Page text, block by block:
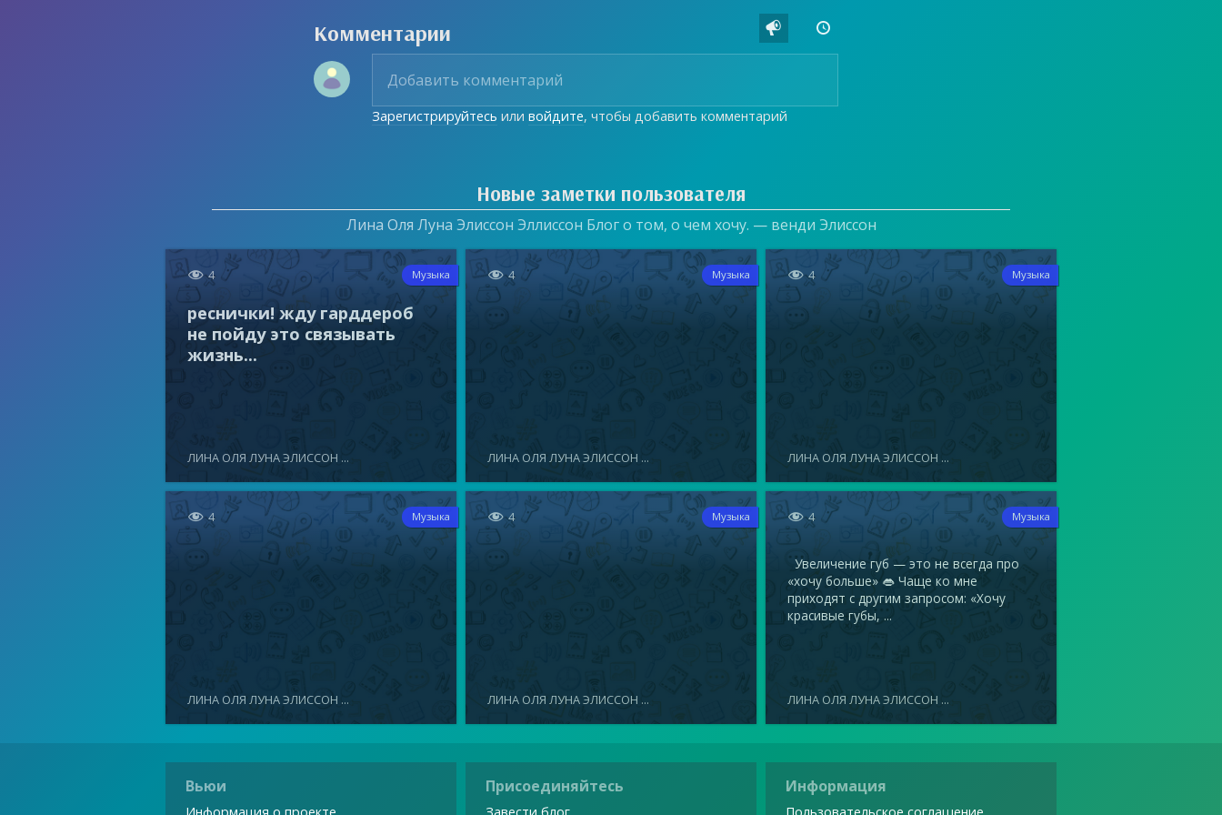
Комментарии  
Зарегистрируйтесь иливойдите, чтобы добавить комментарий
Новые заметки пользователя
Лина Оля Луна Элиссон Эллиссон Блог о том, о чем хочу. — венди Элиссон
 4 Музыка
реснички! жду гарддероб
не пойду это связывать
жизнь...
ЛИНА ОЛЯ ЛУНА ЭЛИССОН ...
 4 Музыка
ЛИНА ОЛЯ ЛУНА ЭЛИССОН ...
 4 Музыка
ЛИНА ОЛЯ ЛУНА ЭЛИССОН ...
 4 Музыка
ЛИНА ОЛЯ ЛУНА ЭЛИССОН ...
 4 Музыка
ЛИНА ОЛЯ ЛУНА ЭЛИССОН ...
 4 Музыка
Увеличение губ — это не всегда про
«хочу больше» 👄 Чаще ко мне
приходят с другим запросом: «Хочу
красивые губы, ...
ЛИНА ОЛЯ ЛУНА ЭЛИССОН ...
Вьюи Присоединяйтесь Информация